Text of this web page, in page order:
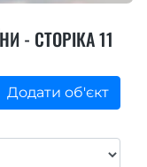
- СТОРІКА 11
Додати об'єкт